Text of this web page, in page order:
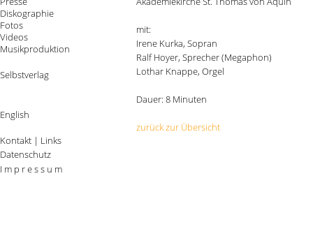
Diskographie
Fotos
Videos
Musikproduktion
Selbstverlag
English
mit:
Irene Kurka, Sopran
Ralf Hoyer, Sprecher (Megaphon)
Lothar Knappe, Orgel
Dauer: 8 Minuten
zurück zur Übersicht
Kontakt | Links
Datenschutz
I m p r e s s u m